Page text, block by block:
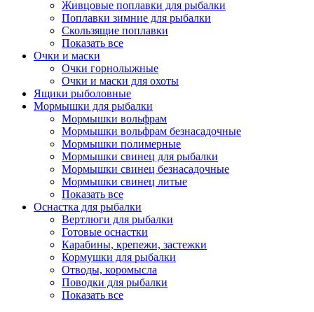
Живцовые поплавки для рыбалки
Поплавки зимние для рыбалки
Скользящие поплавки
Показать все
Очки и маски
Очки горнолыжные
Очки и маски для охоты
Ящики рыболовные
Мормышки для рыбалки
Мормышки вольфрам
Мормышки вольфрам безнасадочные
Мормышки полимерные
Мормышки свинец для рыбалки
Мормышки свинец безнасадочные
Мормышки свинец литые
Показать все
Оснастка для рыбалки
Вертлюги для рыбалки
Готовые оснастки
Карабины, крепежи, застежки
Кормушки для рыбалки
Отводы, коромысла
Поводки для рыбалки
Показать все